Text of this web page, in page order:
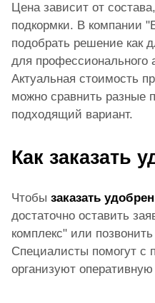
Цена зависит от
подкормки. В компании
подобрать решение как
для профессионального
Актуальная стоимость
можно сравнить разные
подходящий вариант.
Как заказать
Чтобы заказать
достаточно оставить
комплекс" или
Специалисты помогут с
организуют оперативную